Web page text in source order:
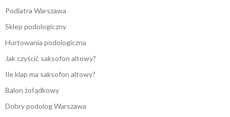
Podiatra Warszawa
Sklep podologiczny
Hurtowania podologiczna
Jak czyścić saksofon altowy?
Ile klap ma saksofon altowy?
Balon żołądkowy
Dobry podolog Warszawa